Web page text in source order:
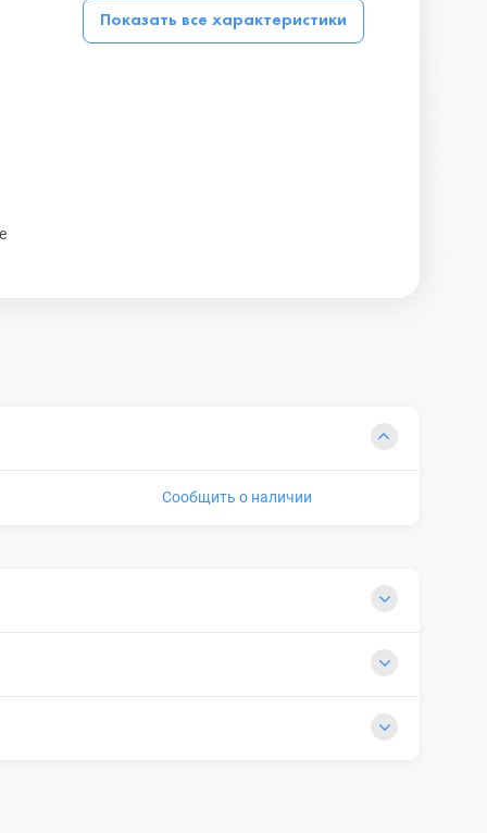
Показать все характеристики
Сообщить о наличии